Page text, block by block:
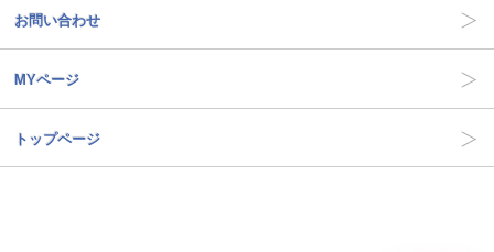
お問い合わせ
MYページ
トップページ